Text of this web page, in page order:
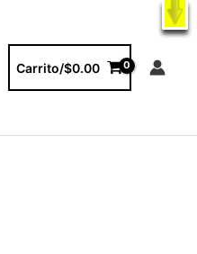
X
Carrito/$0.00